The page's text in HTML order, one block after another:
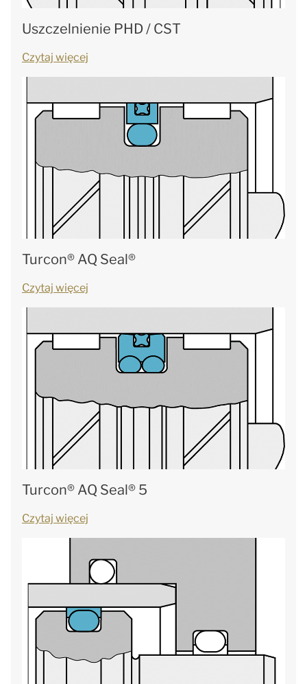
Uszczelnienie PHD / CST
Czytaj więcej
Turcon® AQ Seal®
Czytaj więcej
Turcon® AQ Seal® 5
Czytaj więcej